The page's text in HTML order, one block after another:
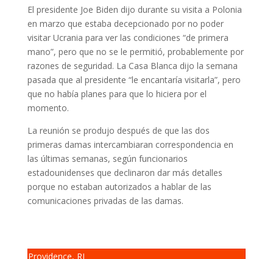
El presidente Joe Biden dijo durante su visita a Polonia
en marzo que estaba decepcionado por no poder
visitar Ucrania para ver las condiciones “de primera
mano”, pero que no se le permitió, probablemente por
razones de seguridad. La Casa Blanca dijo la semana
pasada que al presidente “le encantaría visitarla”, pero
que no había planes para que lo hiciera por el
momento.
La reunión se produjo después de que las dos
primeras damas intercambiaran correspondencia en
las últimas semanas, según funcionarios
estadounidenses que declinaron dar más detalles
porque no estaban autorizados a hablar de las
comunicaciones privadas de las damas.
Providence, RI